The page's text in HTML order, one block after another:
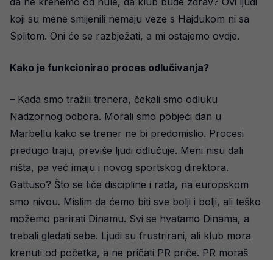
koji su mene smijenili nemaju veze s Hajdukom ni sa
Splitom. Oni će se razbježati, a mi ostajemo ovdje.
Kako je funkcionirao proces odlučivanja?
– Kada smo tražili trenera, čekali smo odluku
Nadzornog odbora. Morali smo pobjeći dan u
Marbellu kako se trener ne bi predomislio. Procesi
predugo traju, previše ljudi odlučuje. Meni nisu dali
ništa, pa već imaju i novog sportskog direktora.
Gattuso? Što se tiče discipline i rada, na europskom
smo nivou. Mislim da ćemo biti sve bolji i bolji, ali teško
možemo parirati Dinamu. Svi se hvatamo Dinama, a
trebali gledati sebe. Ljudi su frustrirani, ali klub mora
krenuti od početka, a ne pričati PR priče. PR moraš